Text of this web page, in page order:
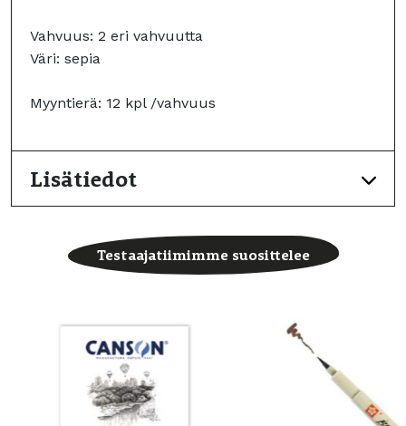
Vahvuus: 2 eri vahvuutta
Väri: sepia
Myyntierä: 12 kpl /vahvuus
Lisätiedot
Testaajatiimimme suosittelee